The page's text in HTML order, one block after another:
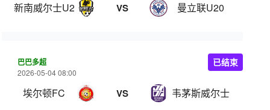
新南威尔士U20 VS 曼立联U20
巴巴多超
2026-05-04 08:00
埃尔顿FC VS 韦茅斯威尔士
已结束